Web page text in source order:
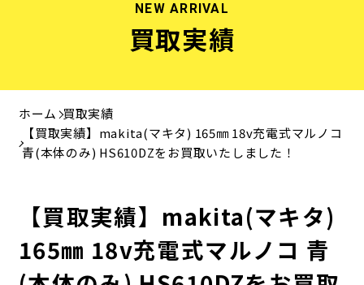
NEW ARRIVAL
買取実績
ホーム 買取実績
【買取実績】makita(マキタ) 165㎜ 18v充電式マルノコ
青(本体のみ) HS610DZをお買取いたしました！
【買取実績】makita(マキタ)
165㎜ 18v充電式マルノコ 青